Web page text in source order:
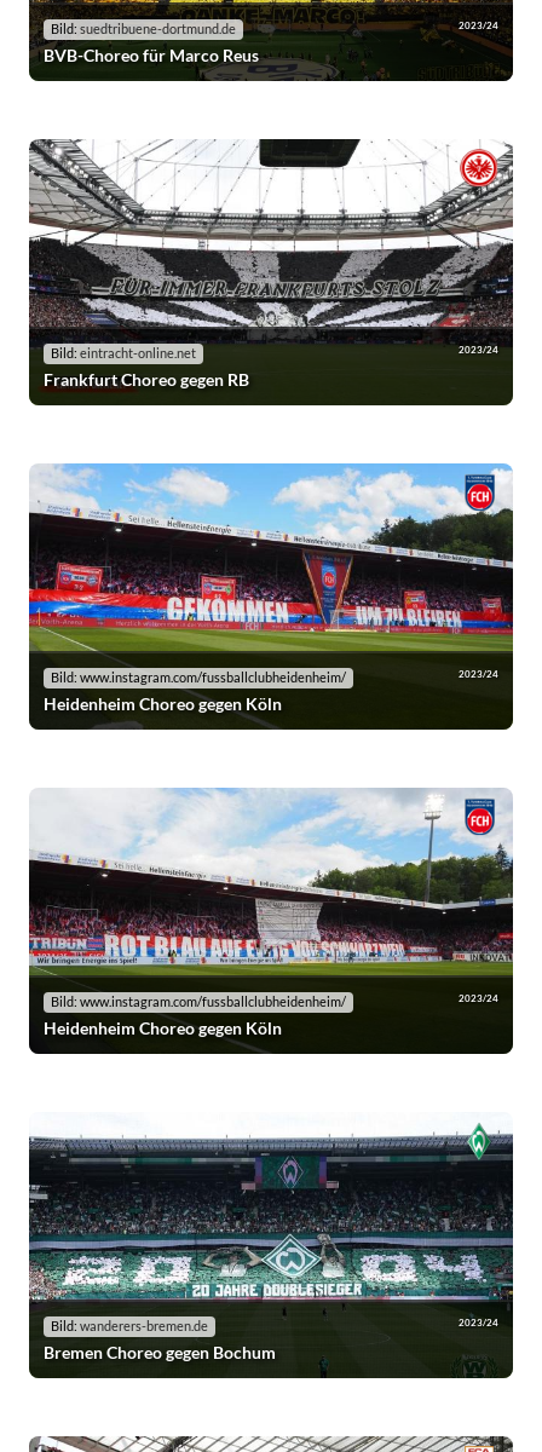
Bild: suedtribuene-dortmund.de 2023/24
BVB-Choreo für Marco Reus
Bild: eintracht-online.net 2023/24
Frankfurt Choreo gegen RB
Bild: www.instagram.com/fussballclubheidenheim/ 2023/24
Heidenheim Choreo gegen Köln
Bild: www.instagram.com/fussballclubheidenheim/ 2023/24
Heidenheim Choreo gegen Köln
Bild: wanderers-bremen.de 2023/24
Bremen Choreo gegen Bochum